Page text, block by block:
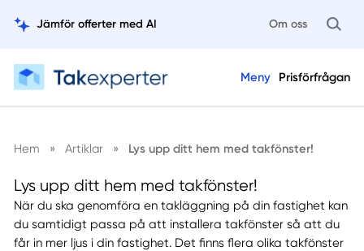
Jämför offerter med AI Om oss
Meny Prisförfrågan
Hem » Artiklar » Lys upp ditt hem med takfönster!
Lys upp ditt hem med takfönster!
När du ska genomföra en takläggning på din fastighet kan
du samtidigt passa på att installera takfönster så att du
får in mer ljus i din fastighet. Det finns flera olika takfönster